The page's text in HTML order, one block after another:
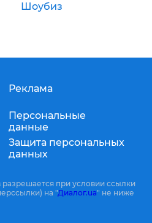
Шоубиз
Реклама
Персональные
данные
Защита персональных
данных
при условии ссылки
на "Диалог.ua" не ниже